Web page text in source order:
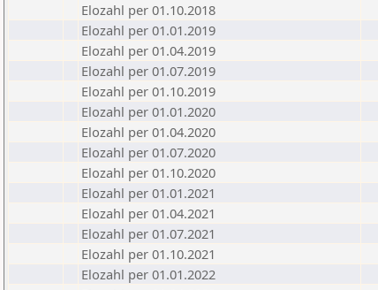
Elozahl per 01.10.2018
Elozahl per 01.01.2019
Elozahl per 01.04.2019
Elozahl per 01.07.2019
Elozahl per 01.10.2019
Elozahl per 01.01.2020
Elozahl per 01.04.2020
Elozahl per 01.07.2020
Elozahl per 01.10.2020
Elozahl per 01.01.2021
Elozahl per 01.04.2021
Elozahl per 01.07.2021
Elozahl per 01.10.2021
Elozahl per 01.01.2022